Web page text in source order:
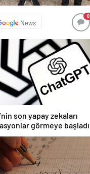
News
0
son yapay zekaları
görmeye başladı